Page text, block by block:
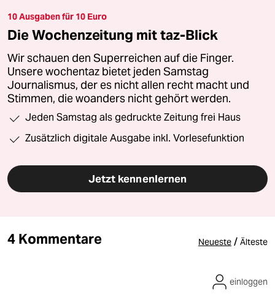
10 Ausgaben für 10 Euro
Die Wochenzeitung mit taz-Blick
Wir schauen den Superreichen auf die Finger.
Unsere wochentaz bietet jeden Samstag
Journalismus, der es nicht allen recht macht und
Stimmen, die woanders nicht gehört werden.
Jeden Samstag als gedruckte Zeitung frei Haus
Zusätzlich digitale Ausgabe inkl. Vorlesefunktion
Jetzt kennenlernen
4 Kommentare Neueste / Älteste
einloggen